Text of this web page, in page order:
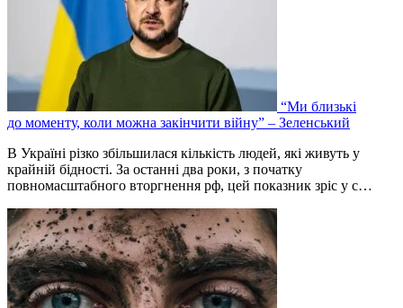
“Ми близькі
до моменту, коли можна закінчити війну” – Зеленський
В Україні різко збільшилася кількість людей, які живуть у
крайній бідності. За останні два роки, з початку
повномасштабного вторгнення рф, цей показник зріс у с…